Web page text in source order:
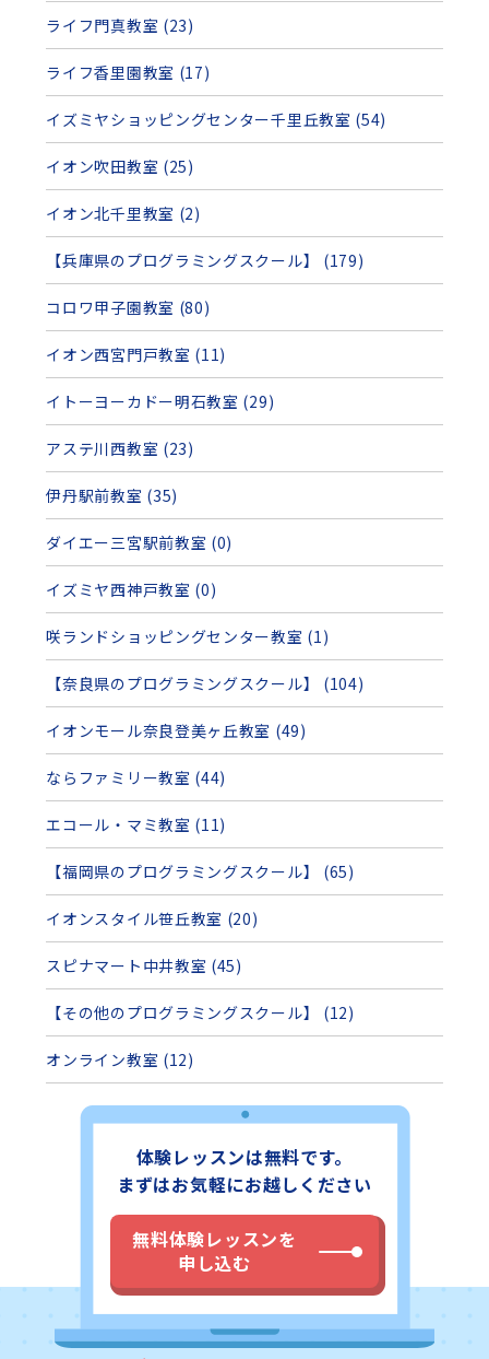
ライフ門真教室 (23)
ライフ香里園教室 (17)
イズミヤショッピングセンター千里丘教室 (54)
イオン吹田教室 (25)
イオン北千里教室 (2)
【兵庫県のプログラミングスクール】 (179)
コロワ甲子園教室 (80)
イオン西宮門戸教室 (11)
イトーヨーカドー明石教室 (29)
アステ川西教室 (23)
伊丹駅前教室 (35)
ダイエー三宮駅前教室 (0)
イズミヤ西神戸教室 (0)
咲ランドショッピングセンター教室 (1)
【奈良県のプログラミングスクール】 (104)
イオンモール奈良登美ヶ丘教室 (49)
ならファミリー教室 (44)
エコール・マミ教室 (11)
【福岡県のプログラミングスクール】 (65)
イオンスタイル笹丘教室 (20)
スピナマート中井教室 (45)
【その他のプログラミングスクール】 (12)
オンライン教室 (12)
体験レッスンは無料です。
まずはお気軽にお越しください
無料体験レッスンを
申し込む